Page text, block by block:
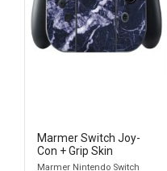
Marmer Switch Joy-
Con + Grip Skin
Marmer Nintendo Switch